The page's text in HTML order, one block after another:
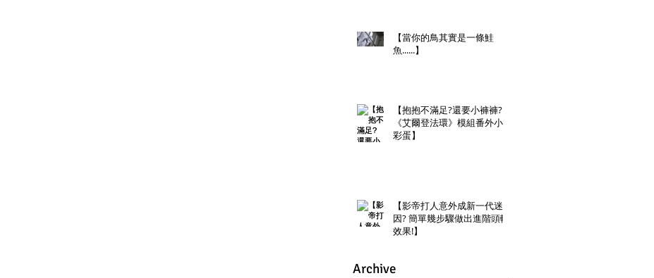
【當你的鳥其實是一條鮭
魚......】
【抱抱不滿足?還要小褲褲?
《艾爾登法環》模組番外小
彩蛋】
【影帝打人意外成新一代迷
因? 簡單幾步驟做出進階頭轉
效果!】
Archive